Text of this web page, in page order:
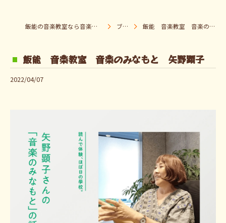
飯能の音楽教室なら音楽童クラブ Pパラダイス ブログ 飯能 音楽教室 音楽のみなもと 矢野顕子
飯能 音楽教室 音楽のみなもと 矢野顕子
2022/04/07